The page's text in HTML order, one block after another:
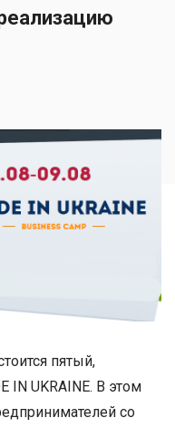
пятый,
IN UKRAINE. В этом
со